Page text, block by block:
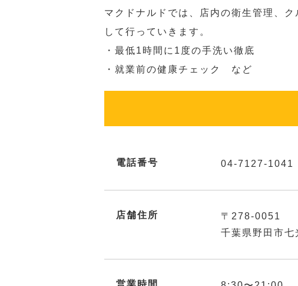
マクドナルドでは、店内の衛生管理、
して行っていきます。
・最低1時間に1度の手洗い徹底
・就業前の健康チェック など
電話番号 04-7127-1041
店舗住所
〒278-0051
千葉県野田市七
営業時間